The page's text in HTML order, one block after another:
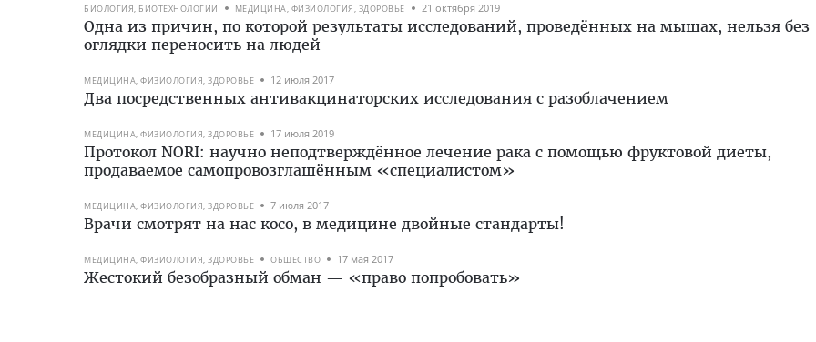
БИОЛОГИЯ, БИОТЕХНОЛОГИИ МЕДИЦИНА, ФИЗИОЛОГИЯ, ЗДОРОВЬЕ 21 октября 2019
Одна из причин, по которой результаты исследований, проведённых на мышах, нельзя без
оглядки переносить на людей
МЕДИЦИНА, ФИЗИОЛОГИЯ, ЗДОРОВЬЕ 12 июля 2017
Два посредственных антивакцинаторских исследования с разоблачением
МЕДИЦИНА, ФИЗИОЛОГИЯ, ЗДОРОВЬЕ 17 июля 2019
Протокол NORI: научно неподтверждённое лечение рака с помощью фруктовой диеты,
продаваемое самопровозглашённым «специалистом»
МЕДИЦИНА, ФИЗИОЛОГИЯ, ЗДОРОВЬЕ 7 июля 2017
Врачи смотрят на нас косо, в медицине двойные стандарты!
МЕДИЦИНА, ФИЗИОЛОГИЯ, ЗДОРОВЬЕ ОБЩЕСТВО 17 мая 2017
Жестокий безобразный обман — «право попробовать»